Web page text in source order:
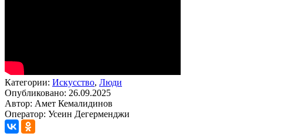
Категории: Искусство, Люди
Опубликовано: 26.09.2025
Автор: Амет Кемалидинов
Оператор: Усеин Дегерменджи